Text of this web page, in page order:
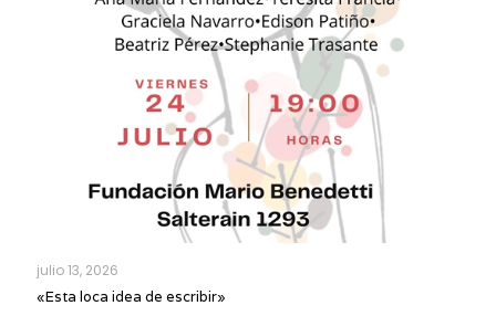
julio 13, 2026
«Esta loca idea de escribir»